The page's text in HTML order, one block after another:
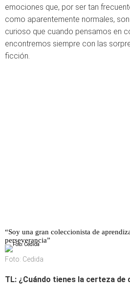
emociones que, por ser tan
como aparentemente normales,
curioso que cuando pensamos en
encontremos siempre con las
ficción.
“Soy una gran coleccionista de
perseverancia”
Foto: Cedida
TL: ¿Cuándo tienes la certeza de